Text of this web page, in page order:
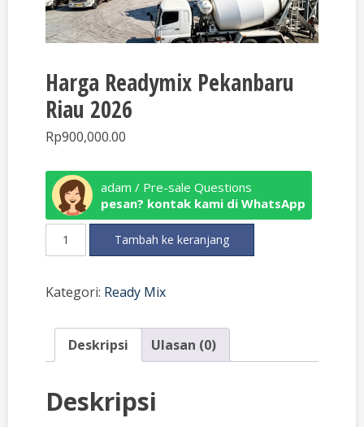
Harga Readymix Pekanbaru
Riau 2026
Rp900,000.00
adam / Pre-sale Questions
pesan? kontak kami di WhatsApp
Kuantitas
Harga
Pekanbaru
2026
Tambah ke keranjang
Kategori: Ready Mix
Deskripsi Ulasan (0)
Deskripsi